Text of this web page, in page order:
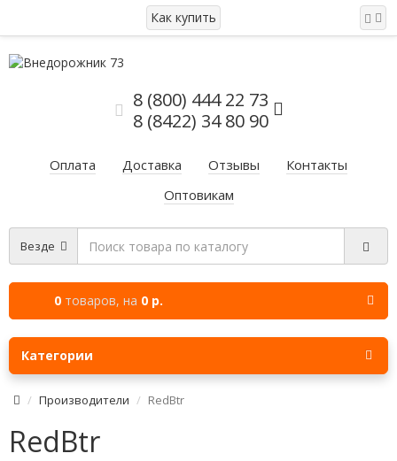
Как купить
8 (800) 444 22 73
8 (8422) 34 80 90
Оплата Доставка Отзывы
Контакты
Оптовикам
Везде
0 товаров, на 0 р.
Категории
Производители RedBtr
RedBtr